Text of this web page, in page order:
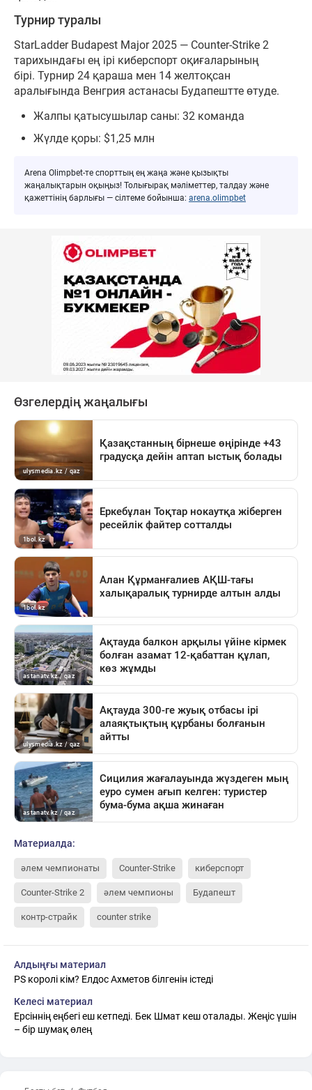
Турнир туралы
StarLadder Budapest Major 2025 — Counter-Strike 2
тарихындағы ең ірі киберспорт оқиғаларының
бірі. Турнир 24 қараша мен 14 желтоқсан
аралығында Венгрия астанасы Будапештте өтуде.
Жалпы қатысушылар саны: 32 команда
Жүлде қоры: $1,25 млн
Arena Olimpbet-те спорттың ең жаңа және қызықты
жаңалықтарын оқыңыз! Толығырақ мәліметтер, талдау және
қажеттінің барлығы — сілтеме бойынша: arena.olimpbet
Материалда:
әлем чемпионаты Counter-Strike киберспорт
Counter-Strike 2 әлем чемпионы Будапешт
контр-страйк counter strike
Алдыңғы материал
PS королі кім? Елдос Ахметов білгенін істеді
Келесі материал
Ерсіннің еңбегі еш кетпеді. Бек Шмат кеш оталады. Жеңіс үшін
– бір шумақ өлең